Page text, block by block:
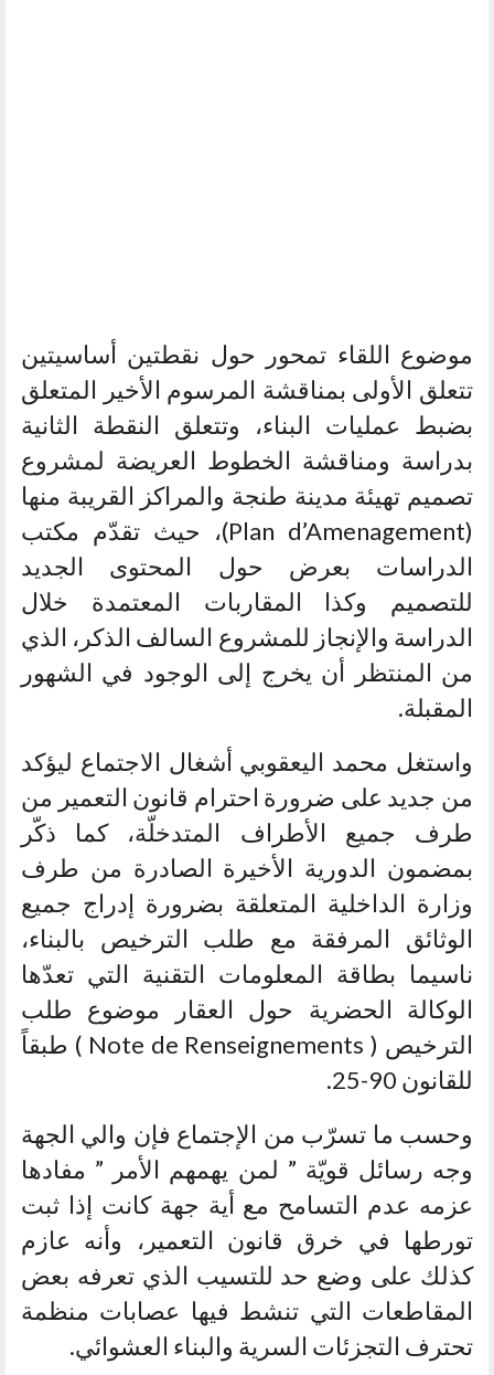
موضوع اللقاء تمحور حول نقطتين أساسيتين
تتعلق الأولى بمناقشة المرسوم الأخير المتعلق
بضبط عمليات البناء، وتتعلق النقطة الثانية
بدراسة ومناقشة الخطوط العريضة لمشروع
تصميم تهيئة مدينة طنجة والمراكز القريبة منها
(Plan d’Amenagement)، حيث تقدّم مكتب
الدراسات بعرض حول المحتوى الجديد
للتصميم وكذا المقاربات المعتمدة خلال
الدراسة والإنجاز للمشروع السالف الذكر، الذي
من المنتظر أن يخرج إلى الوجود في الشهور
المقبلة.
واستغل محمد اليعقوبي أشغال الاجتماع ليؤكد
من جديد على ضرورة احترام قانون التعمير من
طرف جميع الأطراف المتدخلّة، كما ذكّر
بمضمون الدورية الأخيرة الصادرة من طرف
وزارة الداخلية المتعلقة بضرورة إدراج جميع
الوثائق المرفقة مع طلب الترخيص بالبناء،
ناسيما بطاقة المعلومات التقنية التي تعدّها
الوكالة الحضرية حول العقار موضوع طلب
الترخيص ( Note de Renseignements ) طبقاً
للقانون 90-25.
وحسب ما تسرّب من الإجتماع فإن والي الجهة
وجه رسائل قويّة ” لمن يهمهم الأمر ” مفادها
عزمه عدم التسامح مع أية جهة كانت إذا ثبت
تورطها في خرق قانون التعمير، وأنه عازم
كذلك على وضع حد للتسيب الذي تعرفه بعض
المقاطعات التي تنشط فيها عصابات منظمة
تحترف التجزئات السرية والبناء العشوائي.